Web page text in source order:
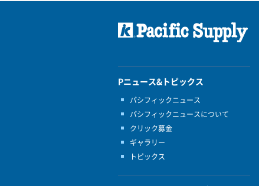
Pニュース&トピックス
パシフィックニュース
パシフィックニュースについて
クリック募金
ギャラリー
トピックス